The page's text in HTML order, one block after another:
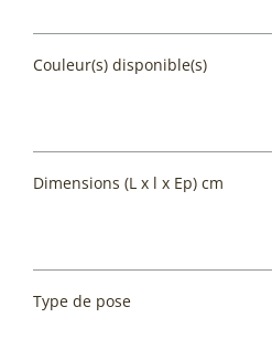
Couleur(s) disponible(s)
Dimensions (L x l x Ep) cm
Type de pose